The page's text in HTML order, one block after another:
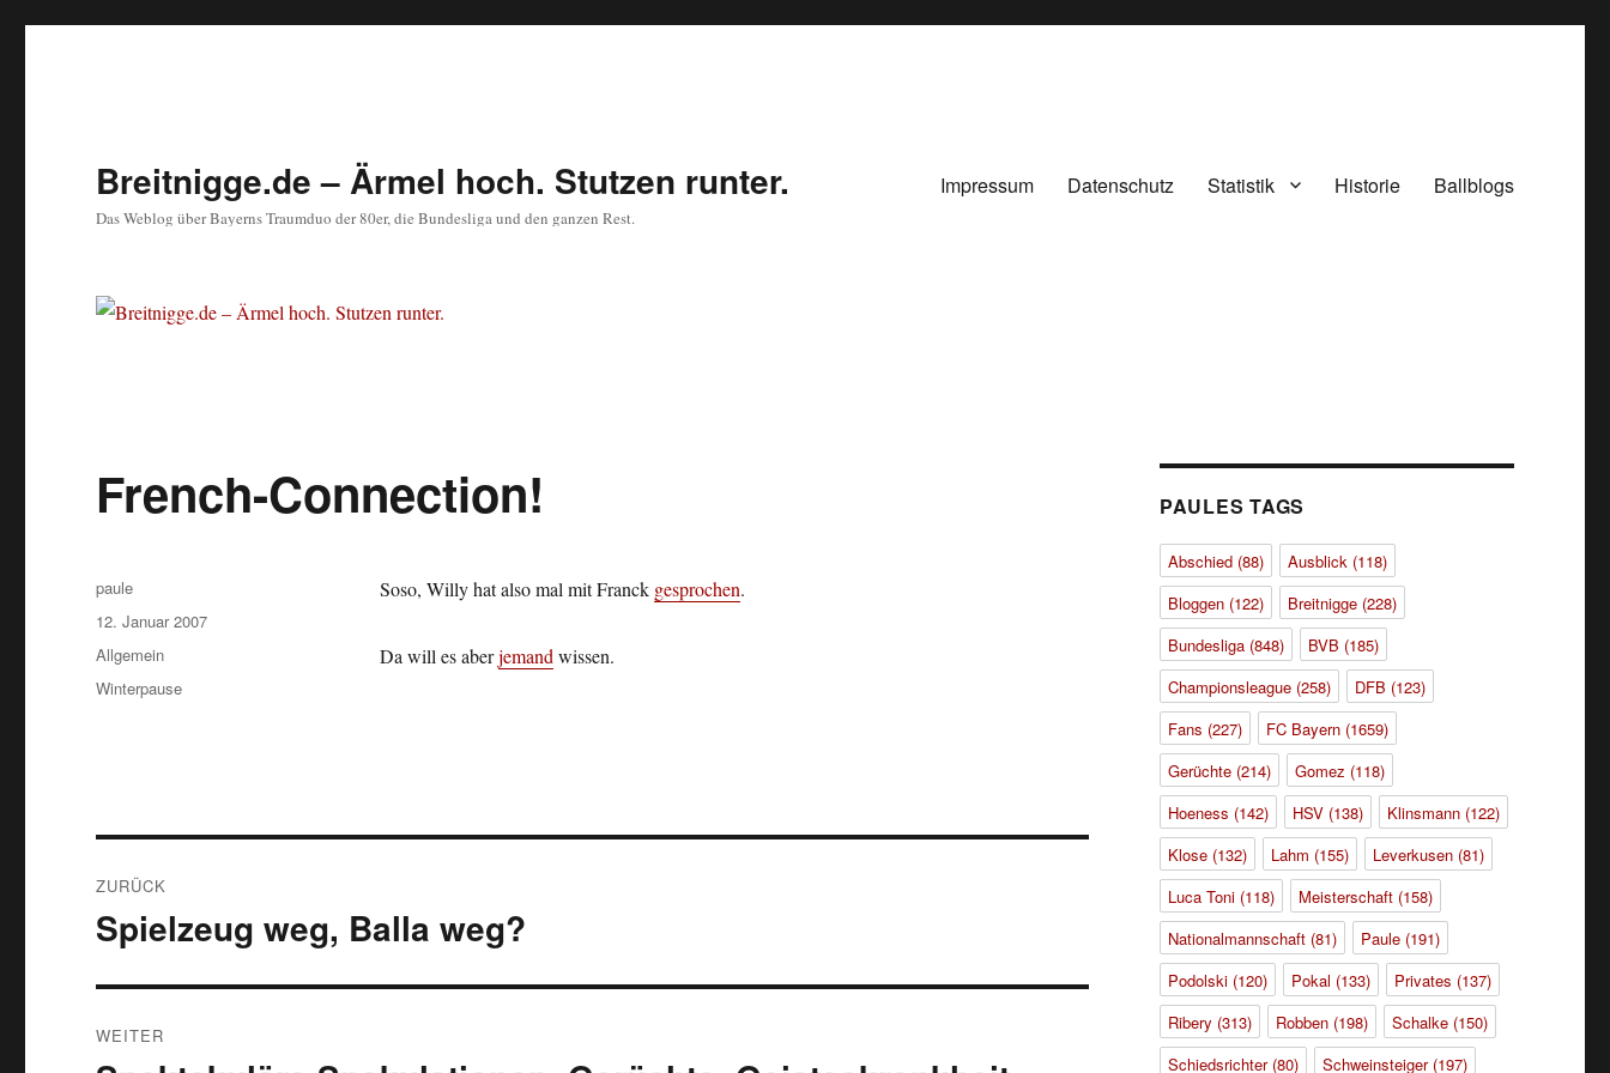
Breitnigge.de – Ärmel hoch. Stutzen runter.
Das Weblog über Bayerns Traumduo der 80er, die Bundesliga und den ganzen Rest.
Impressum Datenschutz Statistik Historie Ballblogs
French-Connection!
Soso, Willy hat also mal mit Franck gesprochen.
Da will es aberjemandwissen.
Autor
paule
Veröffentlicht
am
12. Januar 2007
Kategorien
Allgemein
Schlagwörter
Winterpause
ZURÜCK
Vorheriger
Beitrag:
Spielzeug weg, Balla weg?
WEITER
PAULES TAGS
Abschied(88) Ausblick(118)
Bloggen(122) Breitnigge(228)
Bundesliga(848) BVB (185)
Championsleague(258) DFB (123)
Fans (227) FC Bayern(1659)
Gerüchte(214) Gomez (118)
Hoeness (142) HSV(138) Klinsmann(122)
Klose(132) Lahm (155) Leverkusen(81)
Luca Toni(118) Meisterschaft(158)
Nationalmannschaft(81) Paule(191)
Podolski(120) Pokal (133) Privates (137)
Ribery (313) Robben(198) Schalke(150)
Schiedsrichter(80) Schweinsteiger(197)